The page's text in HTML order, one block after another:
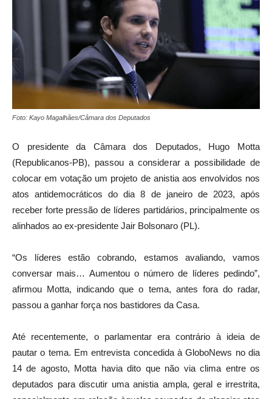
Foto: Kayo Magalhães/Câmara dos Deputados
O presidente da Câmara dos Deputados, Hugo Motta
(Republicanos-PB), passou a considerar a possibilidade de
colocar em votação um projeto de anistia aos envolvidos nos
atos antidemocráticos do dia 8 de janeiro de 2023, após
receber forte pressão de líderes partidários, principalmente os
alinhados ao ex-presidente Jair Bolsonaro (PL).
“Os líderes estão cobrando, estamos avaliando, vamos
conversar mais… Aumentou o número de líderes pedindo”,
afirmou Motta, indicando que o tema, antes fora do radar,
passou a ganhar força nos bastidores da Casa.
Até recentemente, o parlamentar era contrário à ideia de
pautar o tema. Em entrevista concedida à GloboNews no dia
14 de agosto, Motta havia dito que não via clima entre os
deputados para discutir uma anistia ampla, geral e irrestrita,